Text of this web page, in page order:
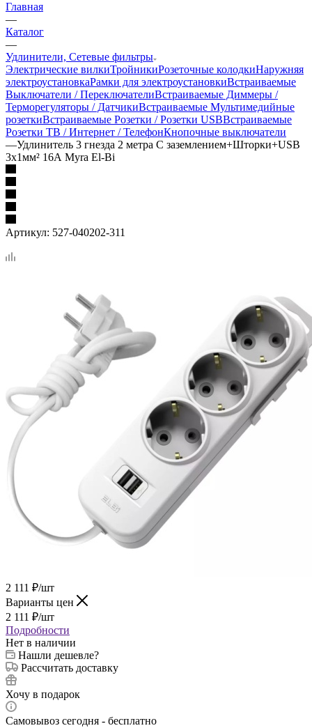
Главная
—
Каталог
—
Удлинители, Сетевые фильтры
Электрические вилкиТройникиРозеточные колодкиНаружняя
электроустановкаРамки для электроустановкиВстраиваемые
Выключатели / ПереключателиВстраиваемые Диммеры /
Терморегуляторы / ДатчикиВстраиваемые Мультимедийные
розеткиВстраиваемые Розетки / Розетки USBВстраиваемые
Розетки ТВ / Интернет / ТелефонКнопочные выключатели
—Удлинитель 3 гнезда 2 метра С заземлением+Шторки+USB
3х1мм² 16А Myra El-Bi
Артикул: 527-040202-311
2 111 ₽/шт
Варианты цен
2 111 ₽/шт
Подробности
Нет в наличии
Нашли дешевле?
Рассчитать доставку
Хочу в подарок
Самовывоз сегодня - бесплатно